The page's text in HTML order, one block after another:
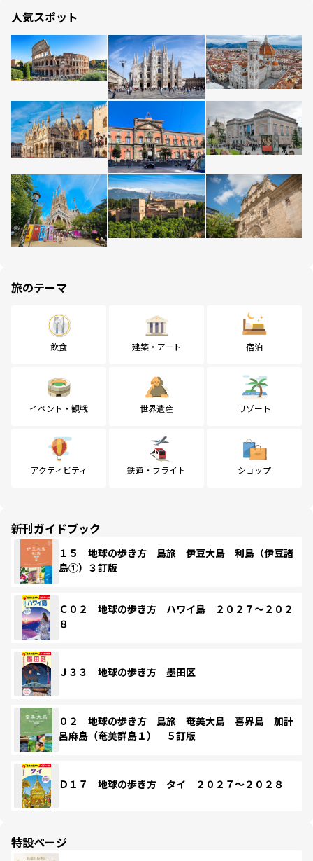
人気スポット
旅のテーマ
飲食 建築・アート 宿泊
イベント・観戦 世界遺産 リゾート
アクティビティ 鉄道・フライト ショップ
新刊ガイドブック
１５ 地球の歩き方 島旅 伊豆大島 利島（伊豆諸
島①）３訂版
Ｃ０２ 地球の歩き方 ハワイ島 ２０２７～２０２
８
Ｊ３３ 地球の歩き方 墨田区
０２ 地球の歩き方 島旅 奄美大島 喜界島 加計
呂麻島（奄美群島１） ５訂版
Ｄ１７ 地球の歩き方 タイ ２０２７～２０２８
特設ページ